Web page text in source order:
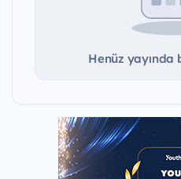
Henüz yayında